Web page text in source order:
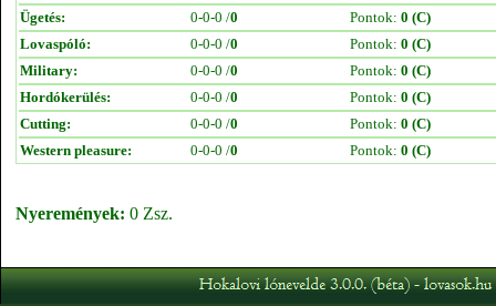
Ügetés:
0-0-0 /0 Pontok: 0 (C)
Lovaspóló:
0-0-0 /0 Pontok: 0 (C)
Military:
0-0-0 /0 Pontok: 0 (C)
Hordókerülés:
0-0-0 /0 Pontok: 0 (C)
Cutting:
0-0-0 /0 Pontok: 0 (C)
Western pleasure:
0-0-0 /0 Pontok: 0 (C)
Nyeremények: 0 Zsz.